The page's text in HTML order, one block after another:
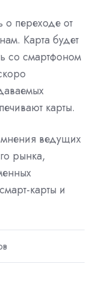
переходе от
Карта будет
со смартфоном
карты.
ведущих
рынка,
карты и